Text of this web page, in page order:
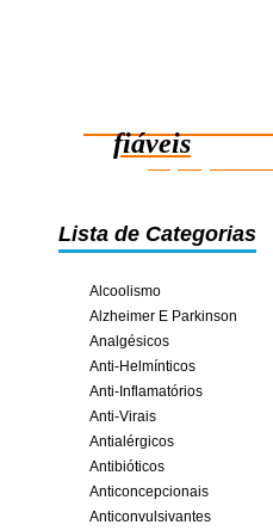
fiáveis
poupança online
Lista de Categorias
Alcoolismo
Alzheimer E Parkinson
Analgésicos
Anti-Helmínticos
Anti-Inflamatórios
Anti-Virais
Antialérgicos
Antibióticos
Anticoncepcionais
Anticonvulsivantes